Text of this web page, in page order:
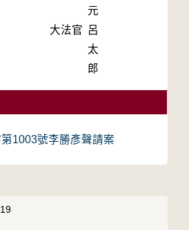
元
大法官 呂
太
郎
1003號李勝彥聲請案